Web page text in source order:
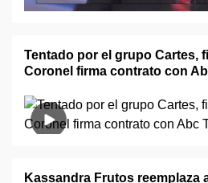
Tentado por el grupo Cartes,
Coronel firma contrato con
Kassandra Frutos reemplaza